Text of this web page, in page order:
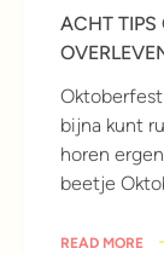
ACHT TIPS
bijna kunt
horen
beetje
READ MORE